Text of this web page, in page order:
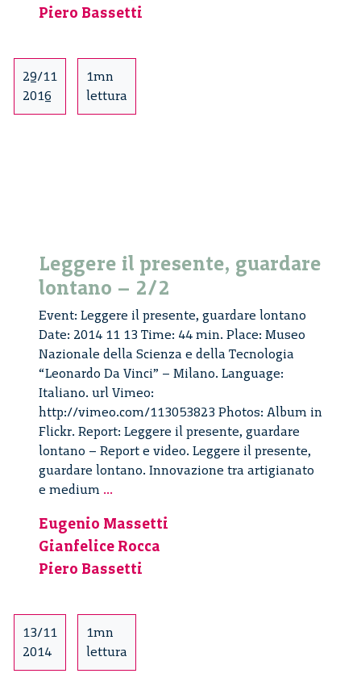
Piero Bassetti
29/11
2016
1mn
lettura
Leggere il presente, guardare
lontano – 2/2
Event: Leggere il presente, guardare lontano
Date: 2014 11 13 Time: 44 min. Place: Museo
Nazionale della Scienza e della Tecnologia
“Leonardo Da Vinci” – Milano. Language:
Italiano. url Vimeo:
http://vimeo.com/113053823 Photos: Album in
Flickr. Report: Leggere il presente, guardare
lontano – Report e video. Leggere il presente,
guardare lontano. Innovazione tra artigianato
e medium ...
presente,
guardare
lontano
Eugenio Massetti
Gianfelice Rocca
Piero Bassetti
13/11
2014
1mn
lettura